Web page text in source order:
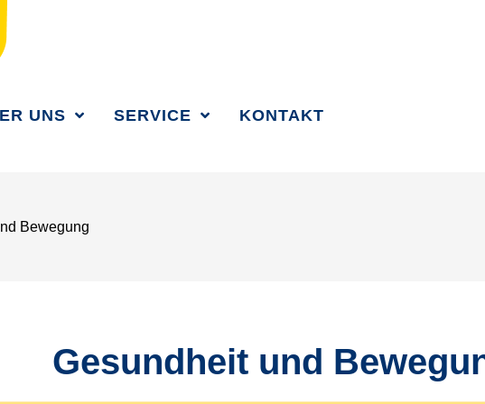
UNS SERVICE KONTAKT
Bewegung
Gesundheit und